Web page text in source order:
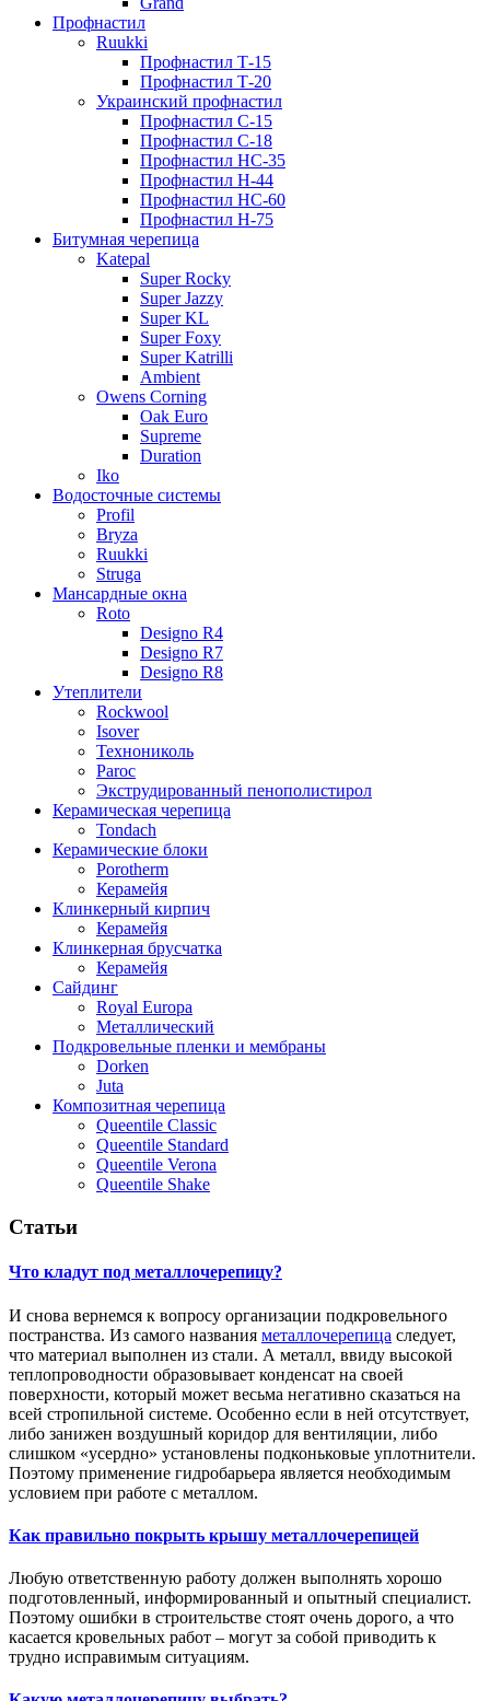
Профнастил
Ruukki
Профнастил Т-15
Профнастил Т-20
Украинский профнастил
Профнастил С-15
Профнастил С-18
Профнастил НС-35
Профнастил Н-44
Профнастил НС-60
Профнастил Н-75
Битумная черепица
Katepal
Super Rocky
Super Jazzy
Super KL
Super Foxy
Super Katrilli
Ambient
Owens Corning
Oak Euro
Supreme
Duration
Iko
Водосточные системы
Profil
Bryza
Ruukki
Struga
Мансардные окна
Roto
Designo R4
Designo R7
Designo R8
Утеплители
Rockwool
Isover
Технониколь
Paroc
Экструдированный пенополистирол
Керамическая черепица
Tondach
Керамические блоки
Porotherm
Керамейя
Клинкерный кирпич
Керамейя
Клинкерная брусчатка
Керамейя
Сайдинг
Royal Europa
Металлический
Подкровельные пленки и мембраны
Dorken
Juta
Композитная черепица
Queentile Classic
Queentile Standard
Queentile Verona
Queentile Shake
Статьи
Что кладут под металлочерепицу?
И снова вернемся к вопросу организации подкровельного
постранства. Из самого названия металлочерепица следует,
что материал выполнен из стали. А металл, ввиду высокой
теплопроводности образовывает конденсат на своей
поверхности, который может весьма негативно сказаться на
всей стропильной системе. Особенно если в ней отсутствует,
либо занижен воздушный коридор для вентиляции, либо
слишком «усердно» установлены подконьковые уплотнители.
Поэтому применение гидробарьера является необходимым
условием при работе с металлом.
Как правильно покрыть крышу металлочерепицей
Любую ответственную работу должен выполнять хорошо
подготовленный, информированный и опытный специалист.
Поэтому ошибки в строительстве стоят очень дорого, а что
касается кровельных работ – могут за собой приводить к
трудно исправимым ситуациям.